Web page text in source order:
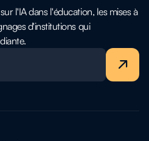
l'IA dans l'éducation, les mises à
d'institutions qui